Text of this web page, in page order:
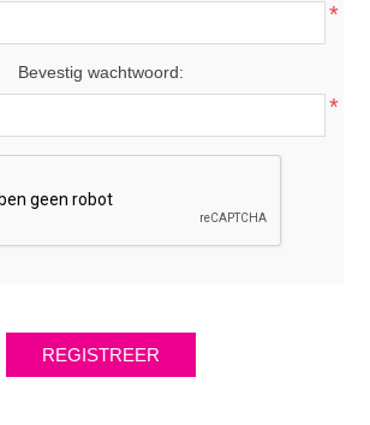
*
Bevestig wachtwoord:
*